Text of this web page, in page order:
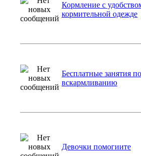
Кормление с
кормительной одежде
Бесплатные занятия
вскармливанию
Девочки помогиите